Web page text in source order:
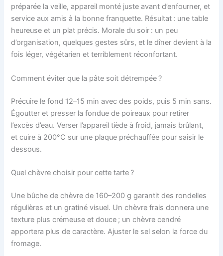
préparée la veille, appareil monté juste avant d’enfourner, et
service aux amis à la bonne franquette. Résultat : une table
heureuse et un plat précis. Morale du soir : un peu
d’organisation, quelques gestes sûrs, et le dîner devient à la
fois léger, végétarien et terriblement réconfortant.
Comment éviter que la pâte soit détrempée ?
Précuire le fond 12–15 min avec des poids, puis 5 min sans.
Égoutter et presser la fondue de poireaux pour retirer
l’excès d’eau. Verser l’appareil tiède à froid, jamais brûlant,
et cuire à 200°C sur une plaque préchauffée pour saisir le
dessous.
Quel chèvre choisir pour cette tarte ?
Une bûche de chèvre de 160–200 g garantit des rondelles
régulières et un gratiné visuel. Un chèvre frais donnera une
texture plus crémeuse et douce ; un chèvre cendré
apportera plus de caractère. Ajuster le sel selon la force du
fromage.